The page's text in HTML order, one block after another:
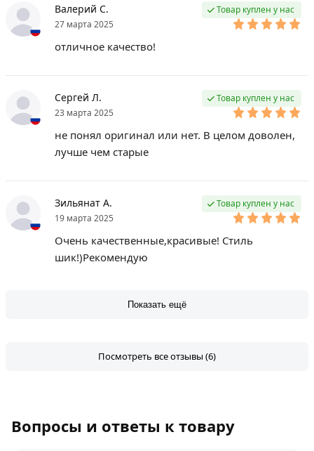
Валерий С.
27 марта 2025
Товар куплен у нас
отличное качество!
Сергей Л.
23 марта 2025
Товар куплен у нас
не понял оригинал или нет. В целом доволен,
лучше чем старые
Зильянат А.
19 марта 2025
Товар куплен у нас
Очень качественные,красивые! Стиль
шик!)Рекомендую
Показать ещё
Посмотреть все отзывы (6)
Вопросы и ответы к товару